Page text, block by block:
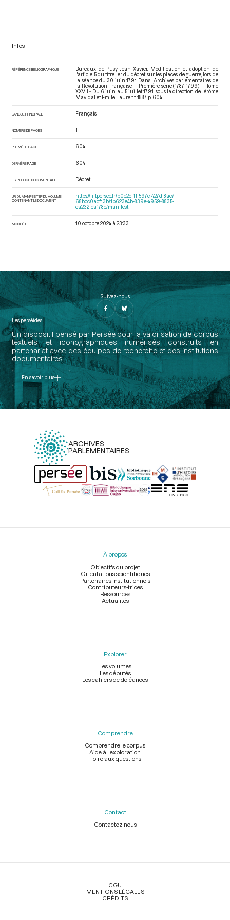
Infos
RÉFÉRENCE BIBLIOGRAPHIQUE
Bureaux de Pusy Jean Xavier. Modification et adoption de
l'article 5 du titre Ier du décret sur les places de guerre, lors de
la séance du 30 juin 1791. Dans : Archives parlementaires de
la Révolution Française — Première série (1787-1799) — Tome
XXVII - Du 6 juin au 5 juillet 1791 , sous la direction de Jérôme
Mavidal et Emile Laurent. 1887. p. 604.
LANGUE PRINCIPALE Français
NOMBRE DE PAGES 1
PREMIÈRE PAGE 604
DERNIÈRE PAGE 604
TYPOLOGIE DOCUMENTAIRE Décret
URI DU MANIFEST IIIF DU VOLUME
CONTENANT LE DOCUMENT
https://iiif.persee.fr/b0e2cf11-597c-427d-8ac7-
68bcc0acf13b/1b623e4b-839e-4959-8835-
ea232fea178e/manifest
MODIFIÉ LE 10 octobre 2024 à 23:33
Suivez-nous
Les perséides
Un dispositif pensé par Persée pour la valorisation de corpus
textuels et iconographiques numérisés construits en
partenariat avec des équipes de recherche et des institutions
documentaires.
En savoir plus
ARCHIVES
PARLEMENTAIRES
Menu
À propos
Objectifs du projet
Orientations scientifiques
Partenaires institutionnels
Contributeurs-trices
Ressources
Actualités
Explorer
Les volumes
Les députés
Les cahiers de doléances
Comprendre
Comprendre le corpus
Aide à l'exploration
Foire aux questions
Contact
Contactez-nous
Légal
CGU
MENTIONS LÉGALES
CRÉDITS